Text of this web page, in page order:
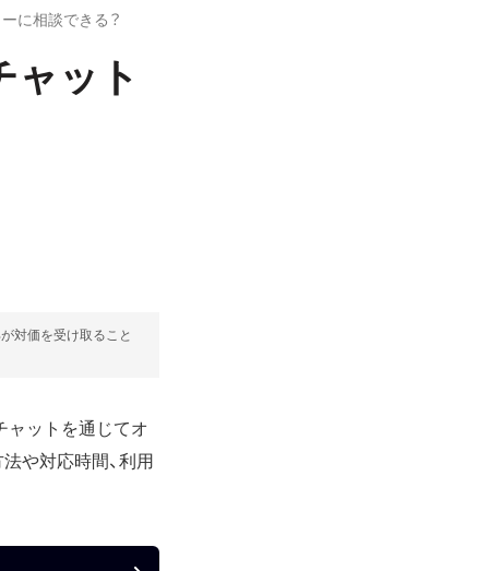
に相談できる？
ャット
対価を受け取ること
ャットを通じてオ
や対応時間、利用